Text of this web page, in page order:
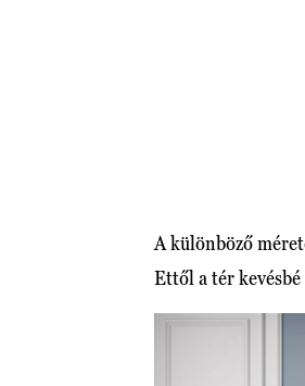
A különböző
Ettől a tér